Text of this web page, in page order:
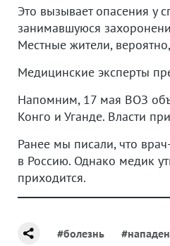
Это вызывает опасения у
занимавшуюся
Местные жители,
Медицинские эксперты
Напомним, 17 мая ВОЗ
Конго и Уганде. Власти
Ранее мы писали, что
в Россию. Однако медик
приходится.
#болезнь